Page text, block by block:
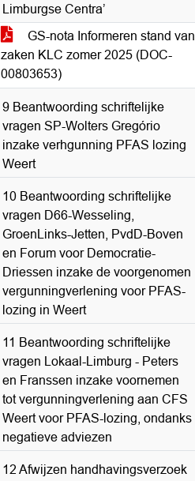
Limburgse Centra’
GS-nota Informeren stand van
zaken KLC zomer 2025 (DOC-
00803653)
9 Beantwoording schriftelijke
vragen SP-Wolters Gregório
inzake verhgunning PFAS lozing
Weert
10 Beantwoording schriftelijke
vragen D66-Wesseling,
GroenLinks-Jetten, PvdD-Boven
en Forum voor Democratie-
Driessen inzake de voorgenomen
vergunningverlening voor PFAS-
lozing in Weert
11 Beantwoording schriftelijke
vragen Lokaal-Limburg - Peters
en Franssen inzake voornemen
tot vergunningverlening aan CFS
Weert voor PFAS-lozing, ondanks
negatieve adviezen
12 Afwijzen handhavingsverzoek